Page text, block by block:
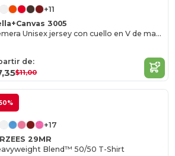
+11
3005
Remera Unisex jersey con cuello en V de manga corta
de:
$11,00
+17
29MR
Blend™ 50/50 T-Shirt